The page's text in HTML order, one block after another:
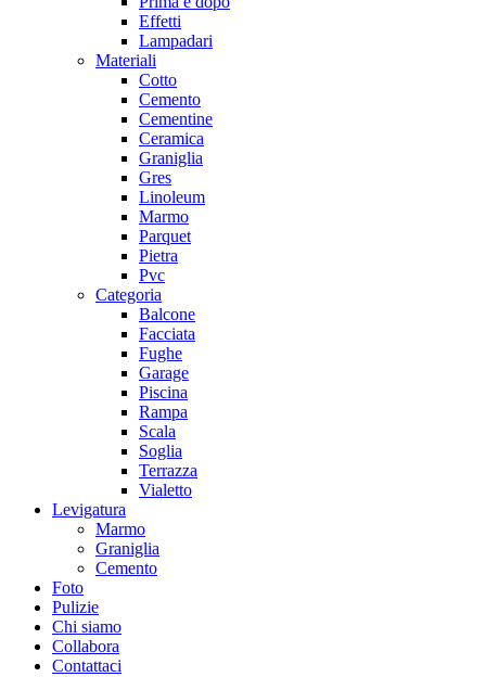
Effetti
Lampadari
Materiali
Cotto
Cemento
Cementine
Ceramica
Graniglia
Gres
Linoleum
Marmo
Parquet
Pietra
Pvc
Categoria
Balcone
Facciata
Fughe
Garage
Piscina
Rampa
Scala
Soglia
Terrazza
Vialetto
Levigatura
Marmo
Graniglia
Cemento
Foto
Pulizie
Chi siamo
Collabora
Contattaci